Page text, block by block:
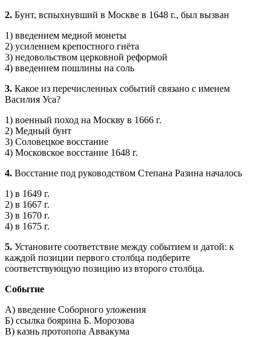
2. Бунт, вспыхнувший в Москве в 1648 г., был вызван
1) введением медной монеты
2) усилением крепостного гнёта
3) недовольством церковной реформой
4) введением пошлины на соль
3. Какое из перечисленных событий связано с именем
Василия Уса?
1) военный поход на Москву в 1666 г.
2) Медный бунт
3) Соловецкое восстание
4) Московское восстание 1648 г.
4. Восстание под руководством Степана Разина началось
1) в 1649 г.
2) в 1667 г.
3) в 1670 г.
4) в 1675 г.
5. Установите соответствие между событием и датой: к
каждой позиции первого столбца подберите
соответствующую позицию из второго столбца.
Событие
А) введение Соборного уложения
Б) ссылка боярина Б. Морозова
В) казнь протопопа Аввакума